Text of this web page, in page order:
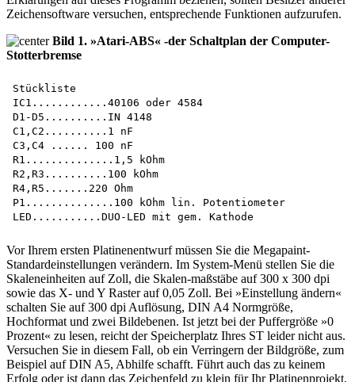
Zeichensoftware versuchen, entsprechende Funktionen aufzurufen.
Bild 1. »Atari-ABS« -der Schaltplan der Computer-
Stotterbremse
Stückliste
IC1............40106 oder 4584
D1-D5..........IN 4148
C1,C2..........1 nF
C3,C4 ...... 100 nF
R1..............1,5 kOhm
R2,R3..........100 kOhm
R4,R5.......220 Ohm
P1..............100 kOhm lin. Potentiometer
Vor Ihrem ersten Platinenentwurf müssen Sie die Megapaint-
Standardeinstellungen verändern. Im System-Menü stellen Sie die
Skaleneinheiten auf Zoll, die Skalen-maßstäbe auf 300 x 300 dpi
sowie das X- und Y Raster auf 0,05 Zoll. Bei »Einstellung ändern«
schalten Sie auf 300 dpi Auflösung, DIN A4 Normgröße,
Hochformat und zwei Bildebenen. Ist jetzt bei der Puffergröße »0
Prozent« zu lesen, reicht der Speicherplatz Ihres ST leider nicht aus.
Versuchen Sie in diesem Fall, ob ein Verringern der Bildgröße, zum
Beispiel auf DIN A5, Abhilfe schafft. Führt auch das zu keinem
Erfolg oder ist dann das Zeichenfeld zu klein für Ihr Platinenprojekt,